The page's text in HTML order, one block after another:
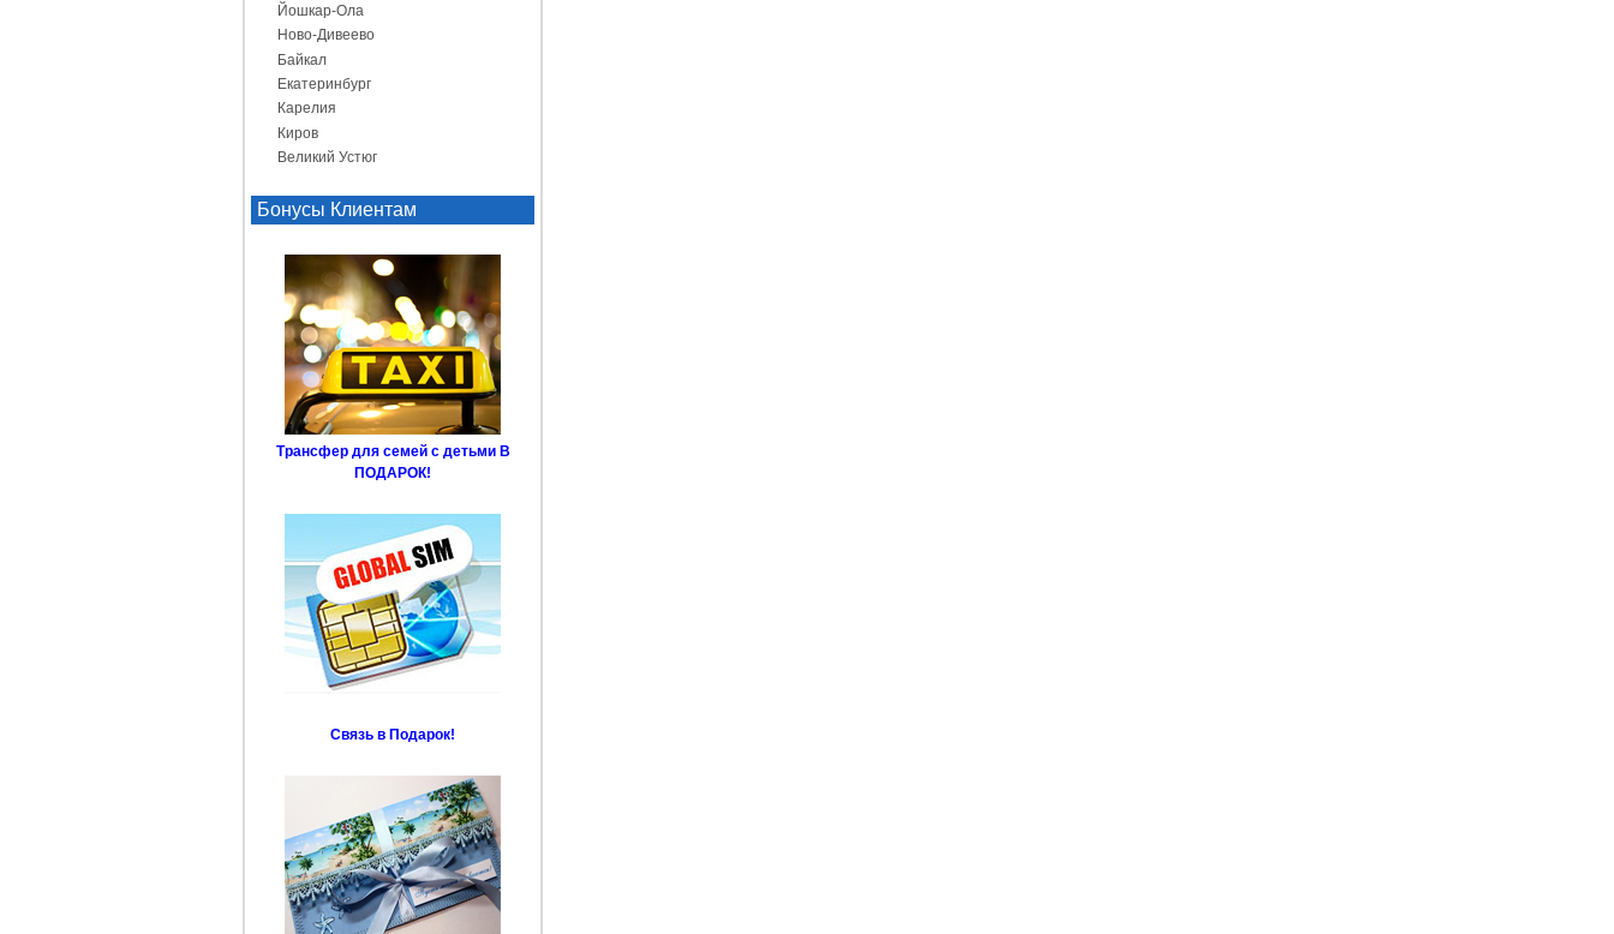
Йошкар-Ола
Ново-Дивеево
Байкал
Екатеринбург
Карелия
Киров
Великий Устюг
Бонусы Клиентам
Трансфер для семей с детьми В
ПОДАРОК!
Связь в Подарок!